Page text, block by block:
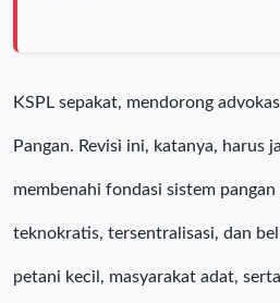
KSPL sepakat, mendorong
Pangan. Revisi ini, katanya, harus
membenahi fondasi sistem
teknokratis, tersentralisasi, dan
petani kecil, masyarakat adat,